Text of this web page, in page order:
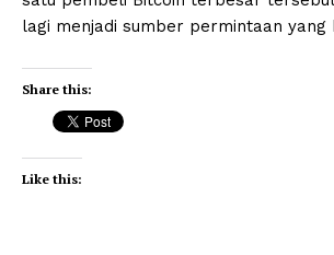
lagi menjadi sumber permintaan yang
Share this:
Like this: